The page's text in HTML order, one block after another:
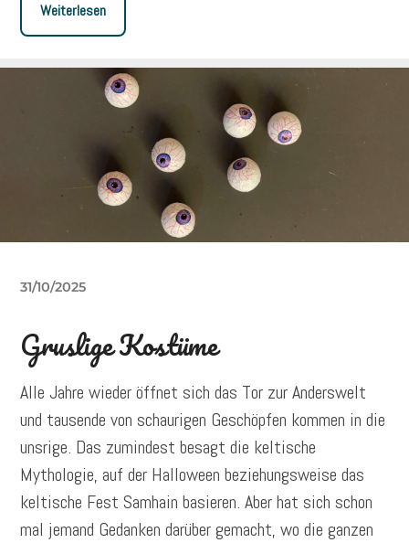
Weiterlesen
31/10/2025
Gruslige Kostüme
Alle Jahre wieder öffnet sich das Tor zur Anderswelt
und tausende von schaurigen Geschöpfen kommen in die
unsrige. Das zumindest besagt die keltische
Mythologie, auf der Halloween beziehungsweise das
keltische Fest Samhain basieren. Aber hat sich schon
mal jemand Gedanken darüber gemacht, wo die ganzen